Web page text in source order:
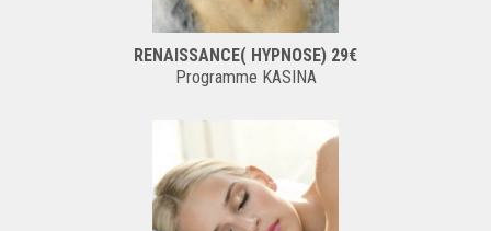
RENAISSANCE( HYPNOSE) 29€
Programme KASINA